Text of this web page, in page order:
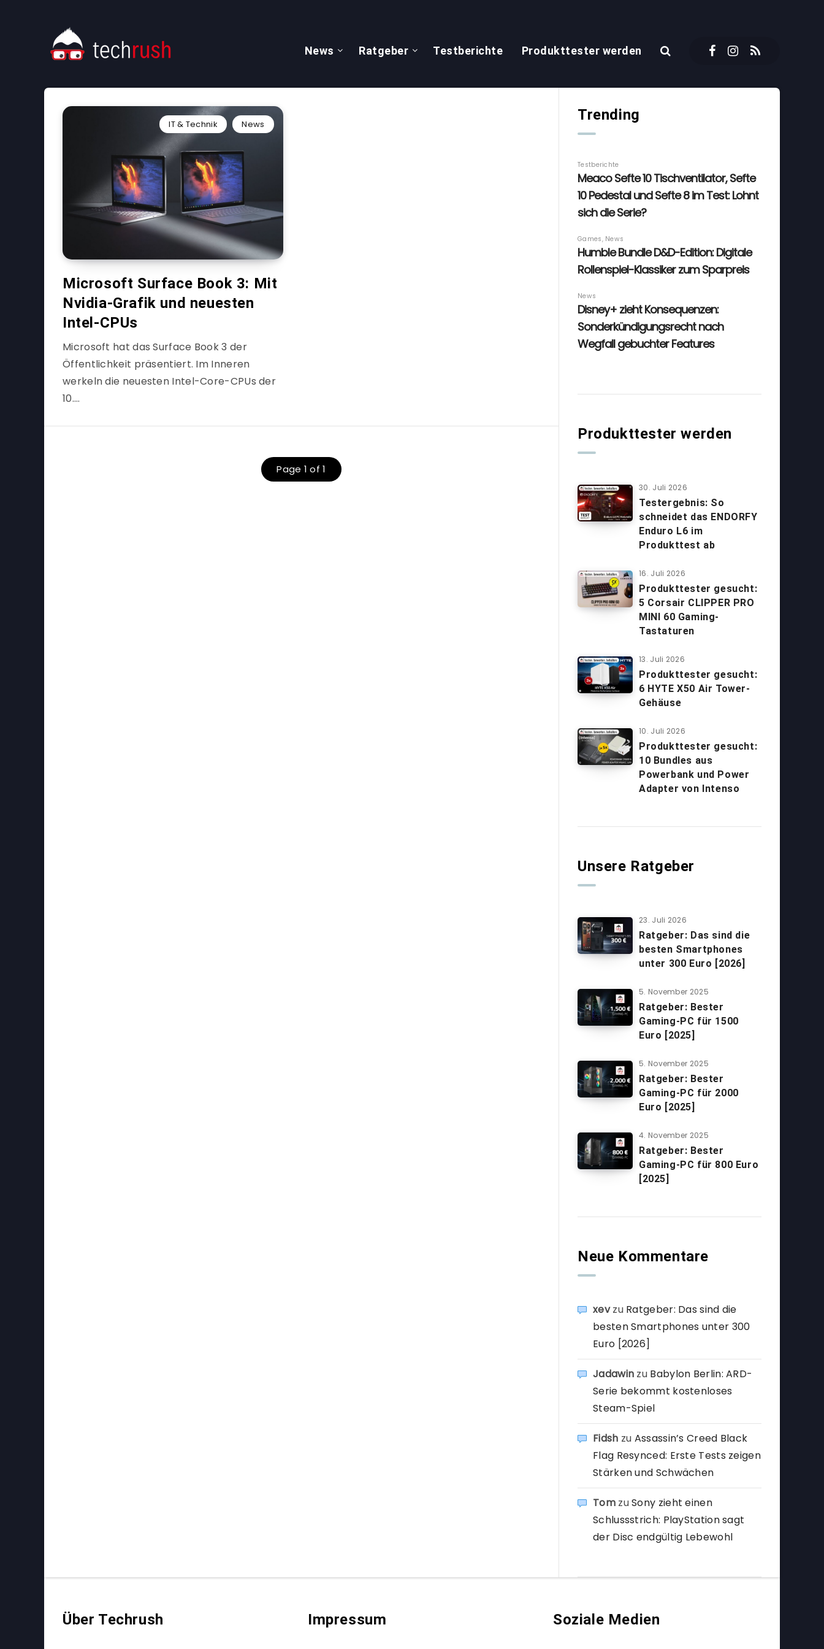
News Ratgeber Testberichte Produkttester werden
IT & Technik News
Microsoft Surface Book 3: Mit
Nvidia-Grafik und neuesten
Intel-CPUs
Microsoft hat das Surface Book 3 der
Öffentlichkeit präsentiert. Im Inneren
werkeln die neuesten Intel-Core-CPUs der
10….
Page 1 of 1
Trending
Produkttester werden
30. Juli 2026
Testergebnis: So
schneidet das ENDORFY
Enduro L6 im
Produkttest ab
16. Juli 2026
Produkttester gesucht:
5 Corsair CLIPPER PRO
MINI 60 Gaming-
Tastaturen
13. Juli 2026
Produkttester gesucht:
6 HYTE X50 Air Tower-
Gehäuse
10. Juli 2026
Produkttester gesucht:
10 Bundles aus
Powerbank und Power
Adapter von Intenso
Unsere Ratgeber
23. Juli 2026
Ratgeber: Das sind die
besten Smartphones
unter 300 Euro [2026]
5. November 2025
Ratgeber: Bester
Gaming-PC für 1500
Euro [2025]
5. November 2025
Ratgeber: Bester
Gaming-PC für 2000
Euro [2025]
4. November 2025
Ratgeber: Bester
Gaming-PC für 800 Euro
[2025]
Neue Kommentare
xevzu Ratgeber: Das sind die
besten Smartphones unter 300
Euro [2026]
Jadawin zu Babylon Berlin: ARD-
Serie bekommt kostenloses
Steam-Spiel
Fidsh zu Assassin’s Creed Black
Flag Resynced: Erste Tests zeigen
Stärken und Schwächen
TomzuSony zieht einen
Schlussstrich: PlayStation sagt
der Disc endgültig Lebewohl
Über Techrush Impressum Soziale Medien